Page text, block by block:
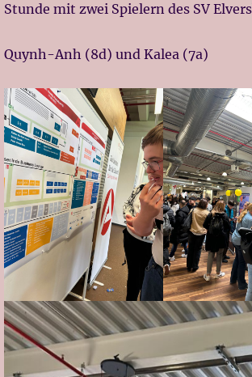
Stunde mit zwei Spielern des SV
Quynh-Anh (8d) und Kalea (7a)